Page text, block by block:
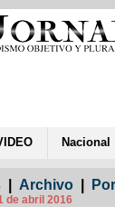
Nacional
Archivo
de abril 2016